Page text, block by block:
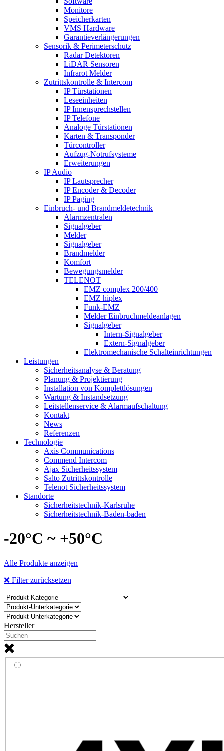
Monitore
Speicherkarten
VMS Hardware
Garantieverlängerungen
Sensorik & Perimeterschutz
Radar Detektoren
LiDAR Sensoren
Infrarot Melder
Zutrittskontrolle & Intercom
IP Türstationen
Leseeinheiten
IP Innensprechstellen
IP Telefone
Analoge Türstationen
Karten & Transponder
Türcontroller
Aufzug-Notrufsysteme
Erweiterungen
IP Audio
IP Lautsprecher
IP Encoder & Decoder
IP Paging
Einbruch- und Brandmeldetechnik
Alarmzentralen
Signalgeber
Melder
Signalgeber
Brandmelder
Komfort
Bewegungsmelder
TELENOT
EMZ complex 200/400
EMZ hiplex
Funk-EMZ
Melder Einbruchmeldeanlagen
Signalgeber
Intern-Signalgeber
Extern-Signalgeber
Elektromechanische Schalteinrichtungen
Leistungen
Sicherheitsanalyse & Beratung
Planung & Projektierung​
Installation von Komplettlösungen
Wartung & Instandsetzung
Leitstellenservice & Alarmaufschaltung
Kontakt
News
Referenzen
Technologie
Axis Communications
Commend Intercom
Ajax Sicherheitssystem​
Salto Zutrittskontrolle
Telenot Sicherheitssystem
Standorte
Sicherheitstechnik-Karlsruhe
Sicherheitstechnik-Baden-baden
-20°C ~ +50°C
Alle Produkte anzeigen
❌ Filter zurücksetzen
Hersteller